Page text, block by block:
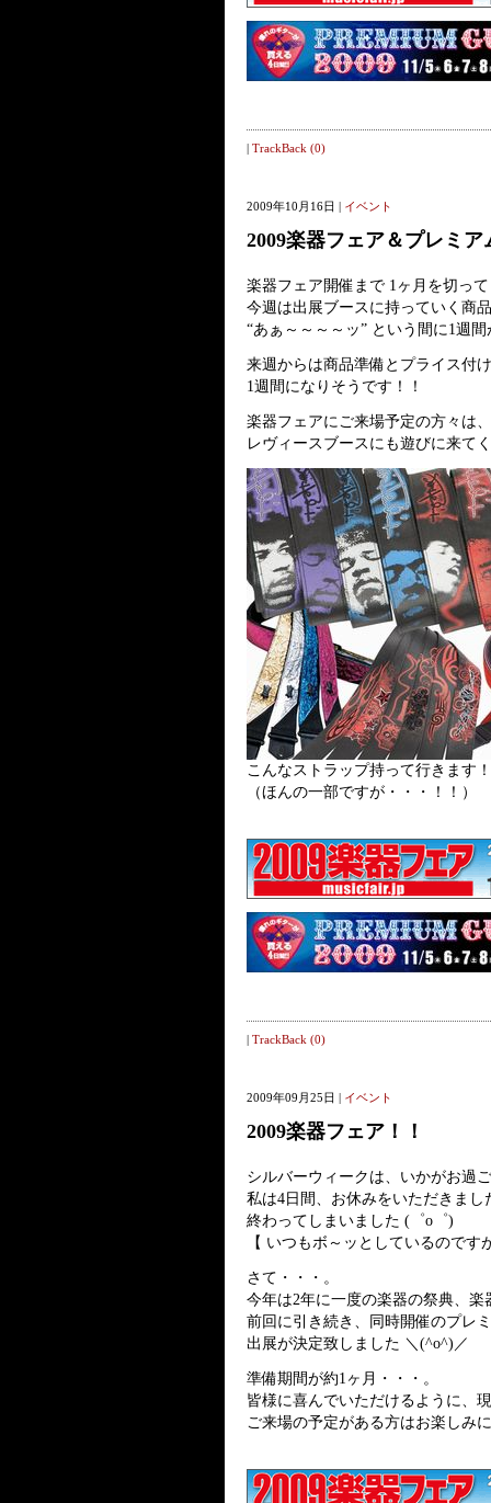
| TrackBack (0)
2009年10月16日 | イベント
2009楽器フェア＆プレミ
楽器フェア開催まで 1ヶ月を切っ
今週は出展ブースに持っていく商
“あぁ～～～～ッ” という間に1週
来週からは商品準備とプライス付
1週間になりそうです！！
楽器フェアにご来場予定の方々は
レヴィースブースにも遊びに来て
こんなストラップ持って行きます！
（ほんの一部ですが・・・！！）
| TrackBack (0)
2009年09月25日 | イベント
2009楽器フェア！！
シルバーウィークは、いかがお過
私は4日間、お休みをいただきま
終わってしまいました (゜o゜)
【 いつもボ～ッとしているのです
さて・・・。
今年は2年に一度の楽器の祭典、
前回に引き続き、同時開催のプレ
出展が決定致しました ＼(^o^)／
準備期間が約1ヶ月・・・。
皆様に喜んでいただけるように、
ご来場の予定がある方はお楽しみ